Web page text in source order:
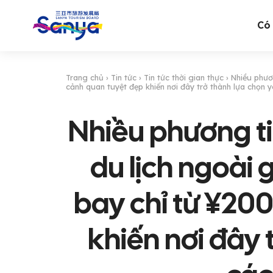
Trang chủ › Tin tức› Tin tức thời gian thực› Nhiều
cảnh quan tuyệt đẹp khiến nơi đây trở thành lựa chọn
Nhiều phương
du lịch ngoài
bay chỉ từ
khiến nơi đây